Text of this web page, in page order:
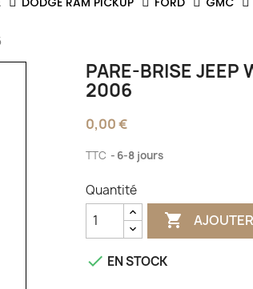
PARE-BRISE JEEP
2006
0,00 €
TTC 6-8 jours
Quantité

 EN STOCK